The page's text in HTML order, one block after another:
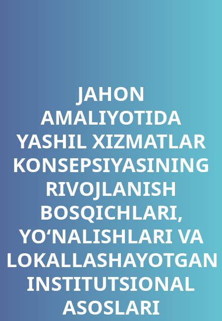
JAHON
AMALIYOTIDA
YASHIL XIZMATLAR
KONSEPSIYASINING
RIVOJLANISH
BOSQICHLARI,
YO‘NALISHLARI VA
LOKALLASHAYOTGAN
INSTITUTSIONAL
ASOSLARI